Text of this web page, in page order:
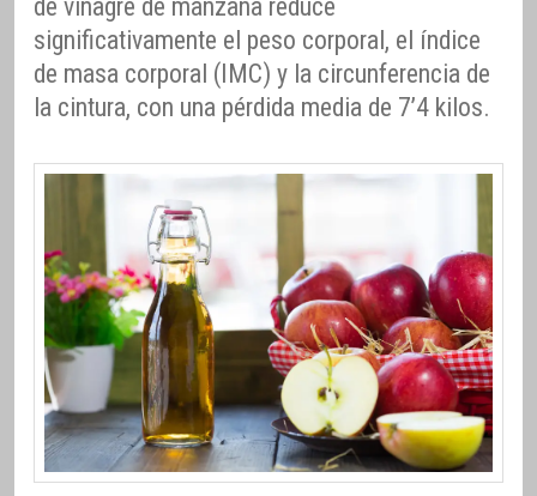
de vinagre de manzana reduce
significativamente el peso corporal, el índice
de masa corporal (IMC) y la circunferencia de
la cintura, con una pérdida media de 7’4 kilos.